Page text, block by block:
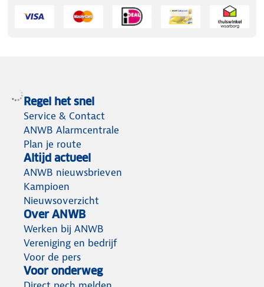
Regel het snel
Service & Contact
ANWB Alarmcentrale
Plan je route
Altijd actueel
ANWB nieuwsbrieven
Kampioen
Nieuwsoverzicht
Over ANWB
Werken bij ANWB
Vereniging en bedrijf
Voor de pers
Voor onderweg